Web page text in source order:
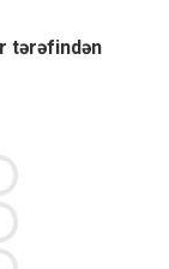
tərəfindən